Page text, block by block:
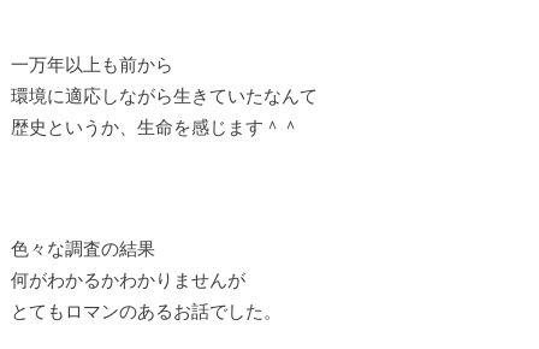
一万年以上も前から
環境に適応しながら生きていたなんて
歴史というか、生命を感じます＾＾
色々な調査の結果
何がわかるかわかりませんが
とてもロマンのあるお話でした。